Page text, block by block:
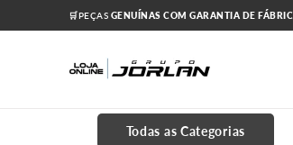
🛒PEÇAS GENUÍNAS COM GARANTIA DE
Todas as Categorias
1
chevrolet